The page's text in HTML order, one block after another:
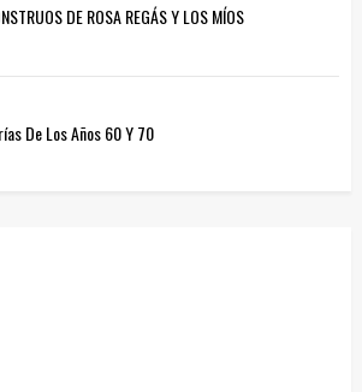
DE ROSA REGÁS Y LOS MÍOS
De Los Años 60 Y 70